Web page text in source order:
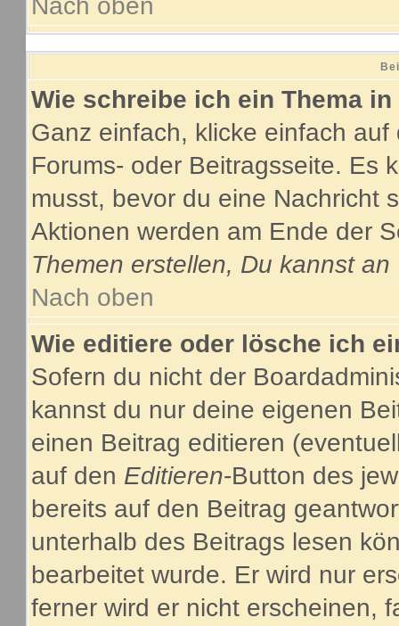
Nach oben
Wie schreibe ich ein Thema
Ganz einfach, klicke einfach
Forums- oder Beitragsseite. Es
musst, bevor du eine Nachricht
Aktionen werden am Ende der
Themen erstellen, Du kannst
Nach oben
Wie editiere oder lösche ich
Sofern du nicht der
kannst du nur deine eigenen
einen Beitrag editieren
auf den Editieren-Button des
bereits auf den Beitrag
unterhalb des Beitrags lesen
bearbeitet wurde. Er wird nur
ferner wird er nicht erscheinen,